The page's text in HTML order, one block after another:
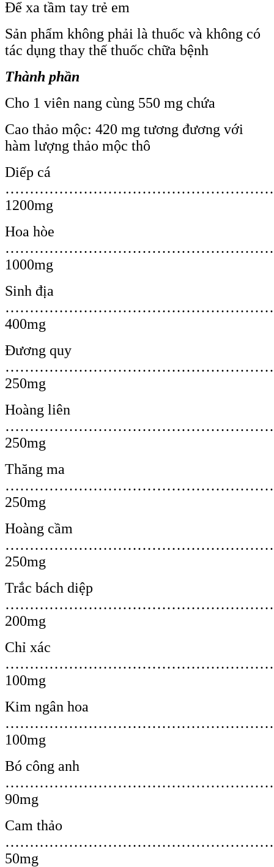
Để xa tầm tay trẻ em
Sản phẩm không phải là thuốc và không có
tác dụng thay thế thuốc chữa bệnh
Thành phần
Cho 1 viên nang cùng 550 mg chứa
Cao thảo mộc: 420 mg tương đương với
hàm lượng thảo mộc thô
Diếp cá
1200mg
Hoa hòe
1000mg
Sinh địa
400mg
Đương quy
250mg
Hoàng liên
250mg
Thăng ma
250mg
Hoàng cầm
250mg
Trắc bách diệp
200mg
Chỉ xác
100mg
Kim ngân hoa
100mg
Bó công anh
90mg
Cam thảo
50mg